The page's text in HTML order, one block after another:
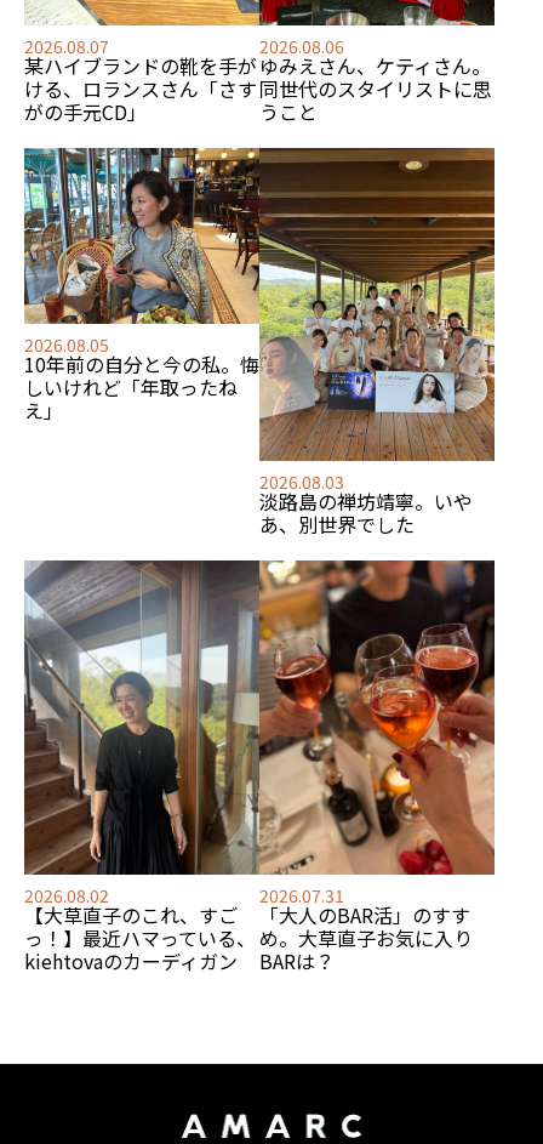
2026.08.07
某ハイブランドの靴を手が
ける、 ロランスさん「さす
がの手元CD」
2026.08.06
ゆみえさん、ケティさん。
同世代のスタイリストに思
うこと
2026.08.05
10年前の自分と今の私。悔
しいけれど「年取ったね
え」
2026.08.03
淡路島の禅坊靖寧。いや
あ、別世界でした
2026.08.02
【大草直子のこれ、すご
っ！】最近ハマっている、
kiehtovaのカーディガン
2026.07.31
「大人のBAR活」のすす
め。大草直子お気に入り
BARは？